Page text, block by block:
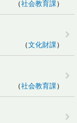
社会教育課
文化財課
社会教育課